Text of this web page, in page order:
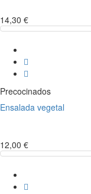
14,30 €
Precocinados
Ensalada vegetal
12,00 €